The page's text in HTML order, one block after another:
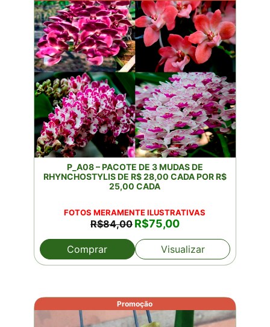
P_A08 – PACOTE DE 3 MUDAS DE
RHYNCHOSTYLIS DE R$ 28,00 CADA POR R$
25,00 CADA
FOTOS MERAMENTE ILUSTRATIVAS
R$84,00 O
preço
original
era:
R$84,00.
R$75,00O
atual
é:
R$75,00.
Comprar Visualizar
Promoção